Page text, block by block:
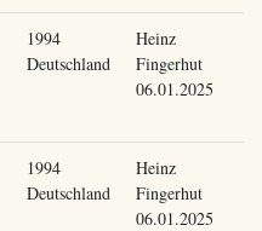
1994
Deutschland
Heinz
Fingerhut
06.01.2025
1994
Deutschland
Heinz
Fingerhut
06.01.2025